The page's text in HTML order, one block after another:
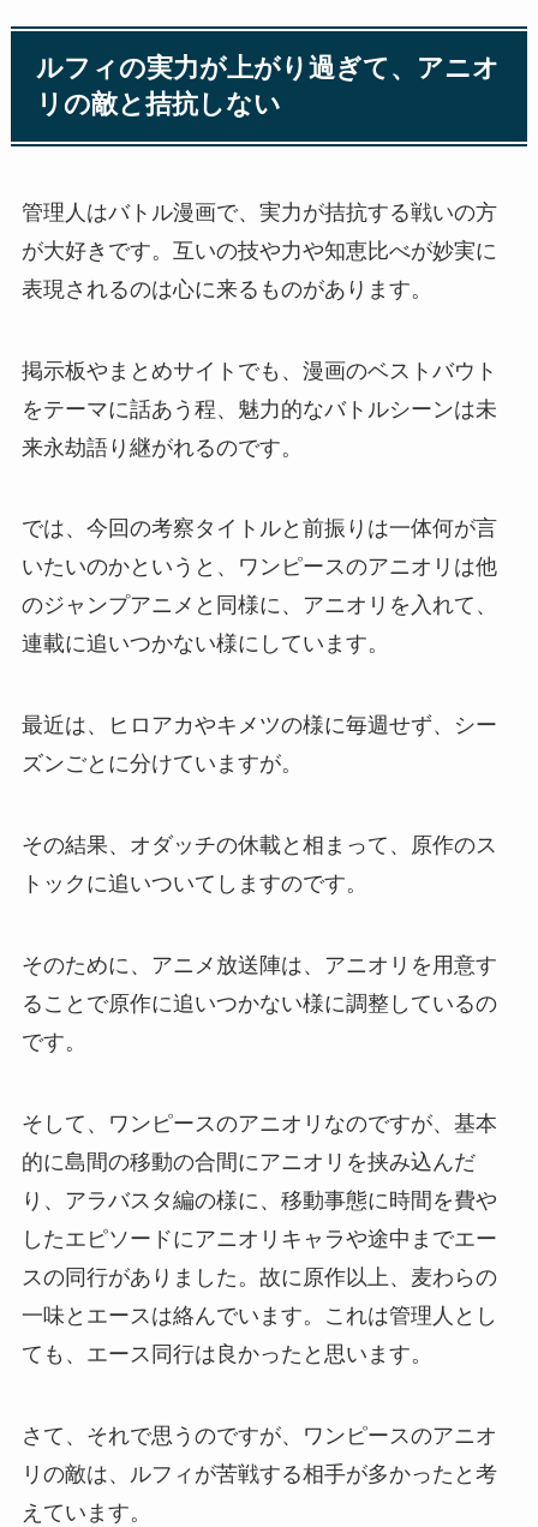
ルフィの実力が上がり過ぎて、アニオ
リの敵と拮抗しない
管理人はバトル漫画で、実力が拮抗する戦いの方
が大好きです。互いの技や力や知恵比べが妙実に
表現されるのは心に来るものがあります。
掲示板やまとめサイトでも、漫画のベストバウト
をテーマに話あう程、魅力的なバトルシーンは未
来永劫語り継がれるのです。
では、今回の考察タイトルと前振りは一体何が言
いたいのかというと、ワンピースのアニオリは他
のジャンプアニメと同様に、アニオリを入れて、
連載に追いつかない様にしています。
最近は、ヒロアカやキメツの様に毎週せず、シー
ズンごとに分けていますが。
その結果、オダッチの休載と相まって、原作のス
トックに追いついてしますのです。
そのために、アニメ放送陣は、アニオリを用意す
ることで原作に追いつかない様に調整しているの
です。
そして、ワンピースのアニオリなのですが、基本
的に島間の移動の合間にアニオリを挟み込んだ
り、アラバスタ編の様に、移動事態に時間を費や
したエピソードにアニオリキャラや途中までエー
スの同行がありました。故に原作以上、麦わらの
一味とエースは絡んでいます。これは管理人とし
ても、エース同行は良かったと思います。
さて、それで思うのですが、ワンピースのアニオ
リの敵は、ルフィが苦戦する相手が多かったと考
えています。